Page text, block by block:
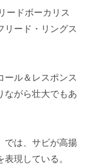
ードボーカリス
リード・リングス
ール＆レスポンス
ながら壮大でもあ
では、サビが高揚
現している。